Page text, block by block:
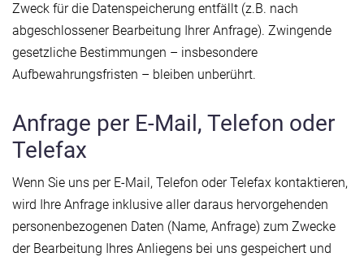
Zweck für die Datenspeicherung entfällt (z.B. nach
abgeschlossener Bearbeitung Ihrer Anfrage). Zwingende
gesetzliche Bestimmungen – insbesondere
Aufbewahrungsfristen – bleiben unberührt.
Anfrage per E-Mail, Telefon oder
Telefax
Wenn Sie uns per E-Mail, Telefon oder Telefax kontaktieren,
wird Ihre Anfrage inklusive aller daraus hervorgehenden
personenbezogenen Daten (Name, Anfrage) zum Zwecke
der Bearbeitung Ihres Anliegens bei uns gespeichert und